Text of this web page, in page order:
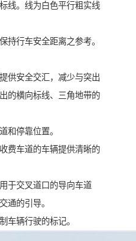
线。线为白色平行粗实线
持行车安全距离之参考。
供安全交汇，减少与突出
的横向标线、三角地带的
和停靠位置。
费车道的车辆提供清晰的
于交叉道口的导向车道
通的引导。
车辆行驶的标记。